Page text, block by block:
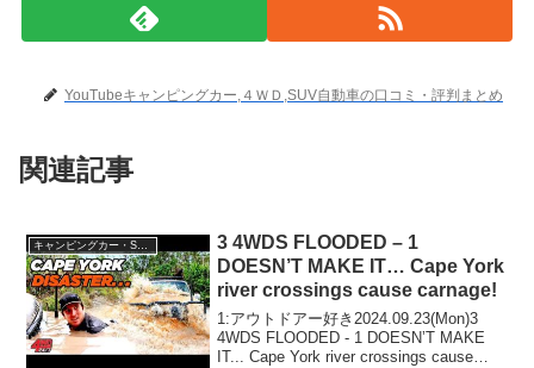
YouTubeキャンピングカー,４ＷＤ,SUV自動車の口コミ・評判まとめ
関連記事
キャンピングカー・SUV人気車種
3 4WDS FLOODED – 1
DOESN’T MAKE IT… Cape York
river crossings cause carnage!
1:アウトドアー好き2024.09.23(Mon)3
4WDS FLOODED - 1 DOESN’T MAKE
IT... Cape York river crossings cause